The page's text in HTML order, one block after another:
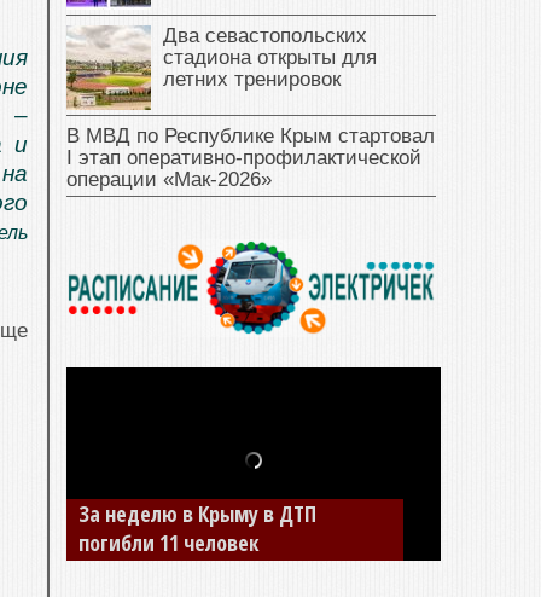
–
и
Два севастопольских
стадиона открыты для
летних тренировок
В МВД по Республике Крым стартовал
I этап оперативно‑профилактической
операции «Мак‑2026»
За неделю в Крыму в ДТП
погибли 11 человек